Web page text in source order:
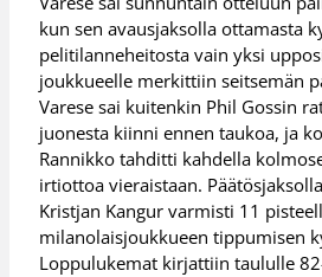
kun sen avausjaksolla ottamasta
pelitilanneheitosta vain yksi
joukkueelle merkittiin seitsemän
Varese sai kuitenkin Phil Gossin
juonesta kiinni ennen taukoa, ja
Rannikko tahditti kahdella
irtiottoa vieraistaan.
Kristjan Kangur varmisti 11
milanolaisjoukkueen tippumisen
Loppulukemat kirjattiin taululle